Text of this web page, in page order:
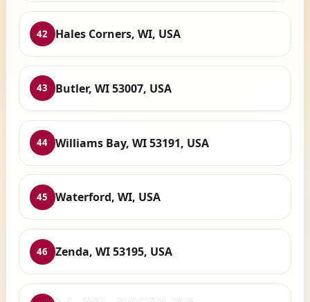
42 Hales Corners, WI, USA
43 Butler, WI 53007, USA
44 Williams Bay, WI 53191, USA
45 Waterford, WI, USA
46 Zenda, WI 53195, USA